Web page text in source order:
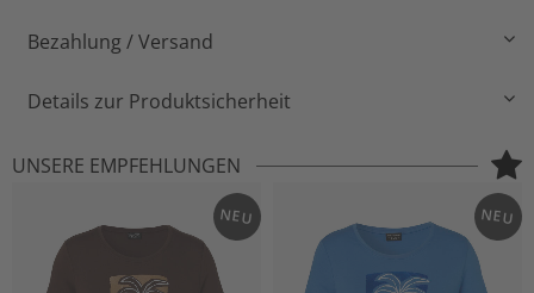
Bezahlung / Versand
Details zur Produktsicherheit
UNSERE EMPFEHLUNGEN
NEU NEU